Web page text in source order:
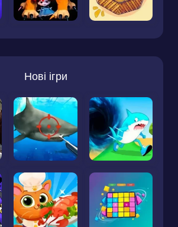
Нові ігри